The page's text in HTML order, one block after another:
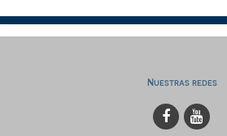
Nuestras redes